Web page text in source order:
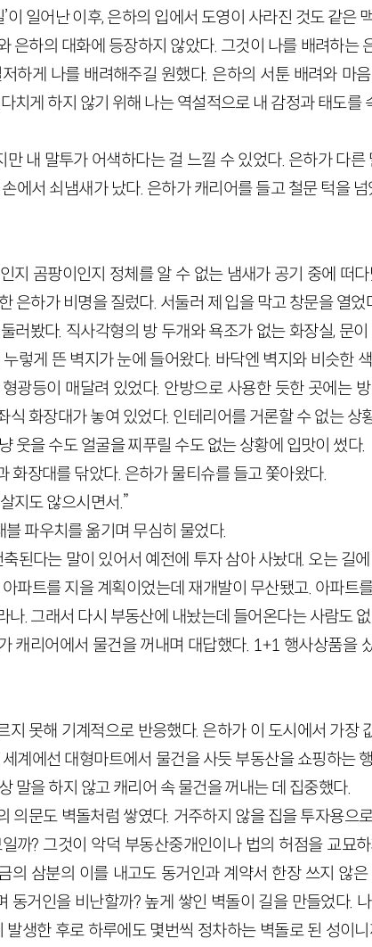
’이 일어난 이후, 은하의 입에서 도영이 사라진 것도 같은
은하의 대화에 등장하지 않았다. 그것이 나를 배려하는
하게 나를 배려해주길 원했다. 은하의 서툰 배려와 마
치게 하지 않기 위해 나는 역설적으로 내 감정과 태도를
만 내 말투가 어색하다는 걸 느낄 수 있었다. 은하가 다
에서 쇠냄새가 났다. 은하가 캐리어를 들고 철문 턱을
지 곰팡이인지 정체를 알 수 없는 냄새가 공기 중에 떠
은하가 비명을 질렀다. 서둘러 제 입을 막고 창문을 열었
러봤다. 직사각형의 방 두개와 욕조가 없는 화장실, 문
렇게 뜬 벽지가 눈에 들어왔다. 바닥엔 벽지와 비슷한
광등이 매달려 있었다. 안방으로 사용한 듯한 곳에는
식 화장대가 놓여 있었다. 인테리어를 거론할 수 없는 상
웃을 수도 얼굴을 찌푸릴 수도 없는 상황에 입맛이 썼다.
화장대를 닦았다. 은하가 물티슈를 들고 쫓아왔다.
지도 않으시면서.”
파우치를 옮기며 무심히 물었다.
축된다는 말이 있어서 예전에 투자 삼아 사놨대. 오는 길
파트를 지을 계획이었는데 재개발이 무산됐고. 아파트
나. 그래서 다시 부동산에 내놨는데 들어온다는 사람도
캐리어에서 물건을 꺼내며 대답했다. 1+1 행사상품을
지 못해 기계적으로 반응했다. 은하가 이 도시에서 가장
계에선 대형마트에서 물건을 사듯 부동산을 쇼핑하는
말을 하지 않고 캐리어 속 물건을 꺼내는 데 집중했다.
의문도 벽돌처럼 쌓였다. 거주하지 않을 집을 투자용으
까? 그것이 악덕 부동산중개인이나 법의 허점을 교묘
의 삼분의 이를 내고도 동거인과 계약서 한장 쓰지 않
동거인을 비난할까? 높게 쌓인 벽돌이 길을 만들었다.
발생한 후로 하루에도 몇번씩 정차하는 벽돌로 된 성이